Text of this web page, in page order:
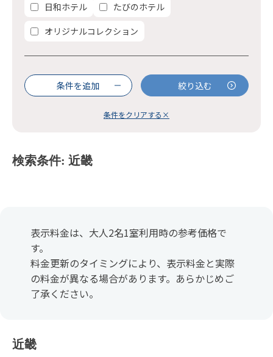
日和ホテル
たびのホテル
オリジナルコレクション
条件をクリアする×
条件を追加 絞り込む
検索条件: 近畿
表示料金は、大人2名1室利用時の参考価格で
す。
料金更新のタイミングにより、表示料金と実際
の料金が異なる場合があります。あらかじめご
了承ください。
近畿